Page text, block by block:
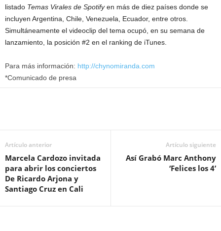
listado Temas Virales de Spotifyen más de diez países donde se
incluyen Argentina, Chile, Venezuela, Ecuador, entre otros.
Simultáneamente el videoclip del tema ocupó, en su semana de
lanzamiento, la posición #2 en el ranking de iTunes.
Para más información: http://chynomiranda.com
*Comunicado de presa
Artículo anterior
Marcela Cardozo invitada
para abrir los conciertos
De Ricardo Arjona y
Santiago Cruz en Cali
Artículo siguiente
Así Grabó Marc Anthony
‘Felices los 4’